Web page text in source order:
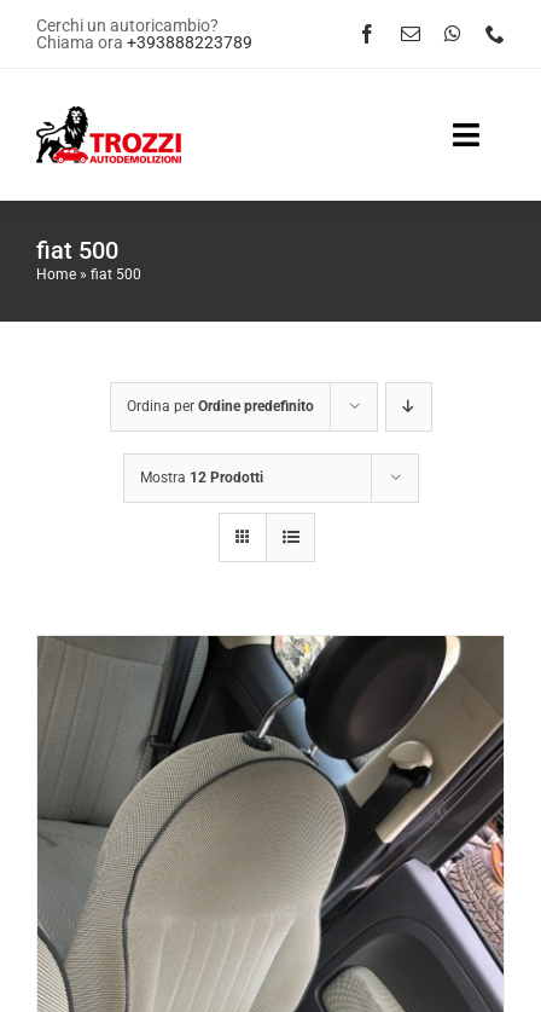
SaltaCerchi un autoricambio?
Chiama ora +393888223789
Toggle
Contattaci
fiat 500
Home » fiat 500
Ordina per Ordine predefinito
Mostra 12 Prodotti